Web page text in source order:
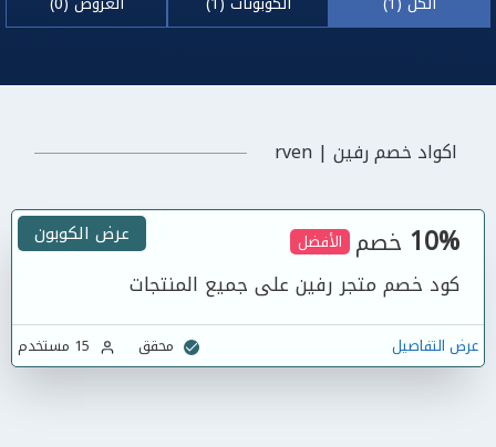
اكواد خصم رفين | rven
10% خصم الأفضل
كود خصم متجر رفين على جميع المنتجات
عرض الكوبون
عرض التفاصيل محقق